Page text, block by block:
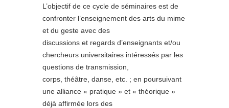
L’objectif de ce cycle de séminaires est de
confronter l’enseignement des arts du mime
et du geste avec des
discussions et regards d’enseignants et/ou
chercheurs universitaires intéressés par les
questions de transmission,
corps, théâtre, danse, etc. ; en poursuivant
une alliance « pratique » et « théorique »
déjà affirmée lors des